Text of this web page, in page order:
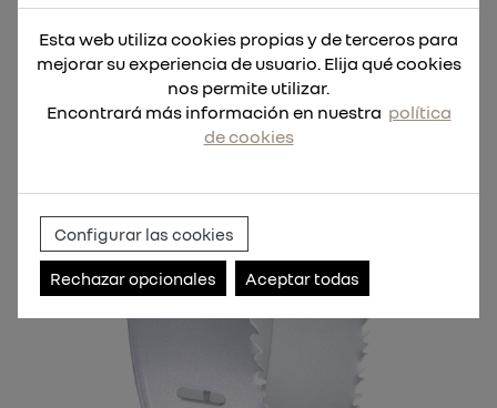
Esta web utiliza cookies propias y de terceros para
mejorar su experiencia de usuario. Elija qué cookies
nos permite utilizar.
Encontrará más información en nuestra política
de cookies
Configurar las cookies
Rechazar opcionales Aceptar todas